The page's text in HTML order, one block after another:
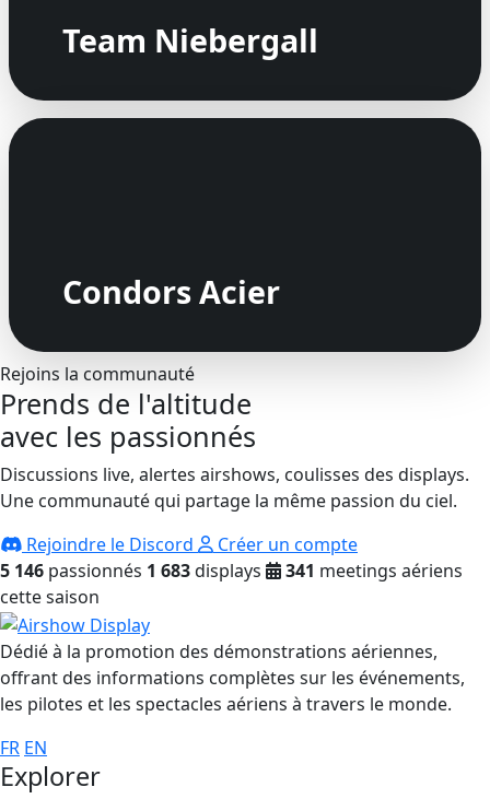
Team Niebergall
Condors Acier
Rejoins la communauté
Prends de l'altitude
avec les passionnés
Discussions live, alertes airshows, coulisses des displays.
Une communauté qui partage la même passion du ciel.
Rejoindre le Discord
Créer un compte
5 146 passionnés 1 683displays 341 meetings aériens
cette saison
Dédié à la promotion des démonstrations aériennes,
offrant des informations complètes sur les événements,
les pilotes et les spectacles aériens à travers le monde.
FR EN
Explorer